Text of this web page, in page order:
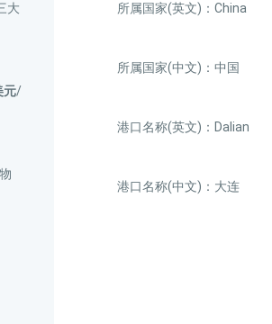
大
元/
所属国家(英文)：China
所属国家(中文)：中国
港口名称(英文)：Dalian
港口名称(中文)：大连